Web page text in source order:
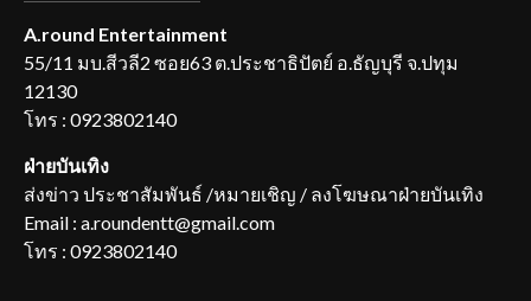
A.round Entertainment
55/11 มบ.สีวลี2 ซอย63 ต.ประชาธิปัตย์ อ.ธัญบุรี จ.ปทุม
12130
โทร : 0923802140
ฝ่ายบันเทิง
ส่งข่าว ประชาสัมพันธ์ /หมายเชิญ / ลงโฆษณาฝ่ายบันเทิง
Email : a.roundentt@gmail.com
โทร : 0923802140